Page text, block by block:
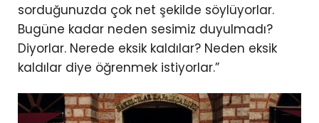
sorduğunuzda çok net şekilde söylüyorlar.
Bugüne kadar neden sesimiz duyulmadı?
Diyorlar. Nerede eksik kaldılar? Neden eksik
kaldılar diye öğrenmek istiyorlar.”